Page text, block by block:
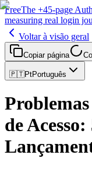
FreeThe +45-page
measuring real login
Voltar à visão geral
Copiar página
🇵🇹PtPortuguês
de